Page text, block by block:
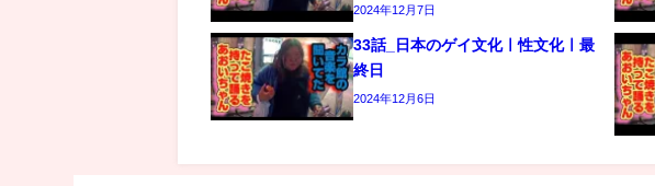
2024年12月7日
33話_日本のゲイ文化ㅣ性文化ㅣ最
終日
2024年12月6日